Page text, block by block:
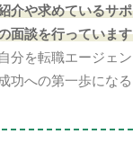
介や求めているサ
面談を行っていま
分を転職エージェ
功への第一歩にな